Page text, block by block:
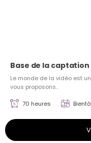
Base de la captation
Le monde de la vidéo est
vous proposons..
70 heures